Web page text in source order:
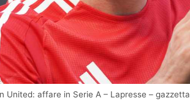
United: affare in Serie A – Lapresse –